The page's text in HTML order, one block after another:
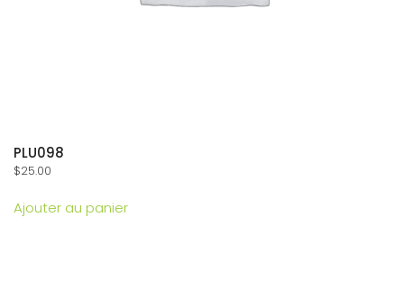
PLU098
$25.00
Ajouter au panier